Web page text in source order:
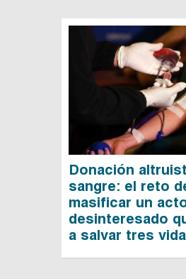
Donación
sangre: el reto
masificar un
desinteresado
a salvar tres